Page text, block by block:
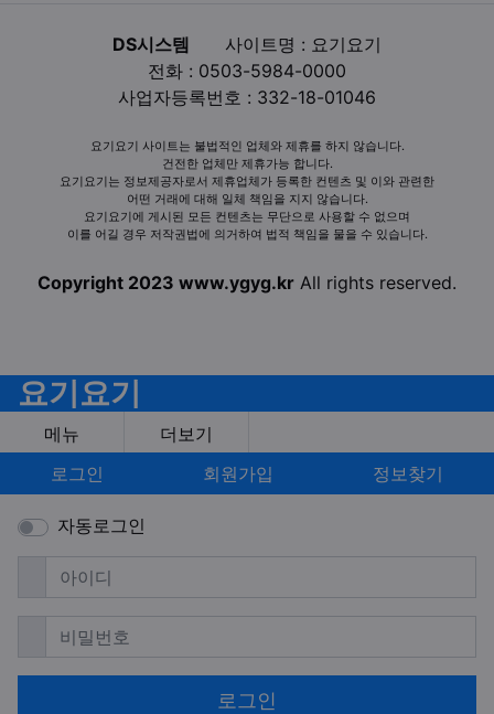
DS시스템
사이트명 : 요기요기
전화 : 0503-5984-0000
사업자등록번호 : 332-18-01046
요기요기 사이트는 불법적인 업체와 제휴를 하지 않습니다.
건전한 업체만 제휴가능 합니다.
요기요기는 정보제공자로서 제휴업체가 등록한 컨텐츠 및 이와 관련한
어떤 거래에 대해 일체 책임을 지지 않습니다.
요기요기에 게시된 모든 컨텐츠는 무단으로 사용할 수 없으며
이를 어길 경우 저작권법에 의거하여 법적 책임을 물을 수 있습니다.
Copyright 2023 www.ygyg.kr All rights reserved.
요기요기
메뉴
더보기
로그인
회원가입 정보찾기
자동로그인
아이디 필수
비밀번호필수
로그인